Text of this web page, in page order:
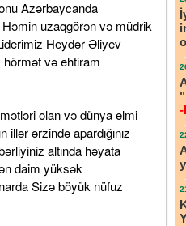
Azərbaycanda
uzaqgörən və müdrik
Heydər Əliyev
hörmət və ehtiram
olan və dünya elmi
ərzində apardığınız
altında həyata
daim yüksək
Sizə böyük nüfuz
-